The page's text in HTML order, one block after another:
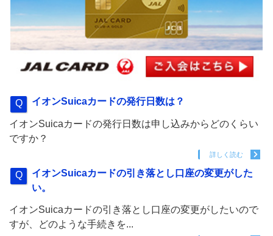
イオンSuicaカードの発行日数は？
イオンSuicaカードの発行日数は申し込みからどのくらい
ですか？
詳しく読む
イオンSuicaカードの引き落とし口座の変更がした
い。
イオンSuicaカードの引き落とし口座の変更がしたいので
すが、どのような手続きを...